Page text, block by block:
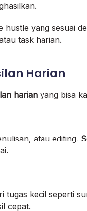
hustle yang sesuai
task harian.
Harian
harian yang bisa
atau editing.
tugas kecil seperti
cepat.